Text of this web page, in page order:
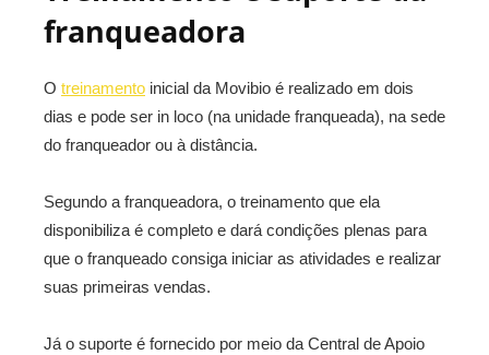
franqueadora
O treinamento inicial da Movibio é realizado em dois
dias e pode ser in loco (na unidade franqueada), na sede
do franqueador ou à distância.
Segundo a franqueadora, o treinamento que ela
disponibiliza é completo e dará condições plenas para
que o franqueado consiga iniciar as atividades e realizar
suas primeiras vendas.
Já o suporte é fornecido por meio da Central de Apoio